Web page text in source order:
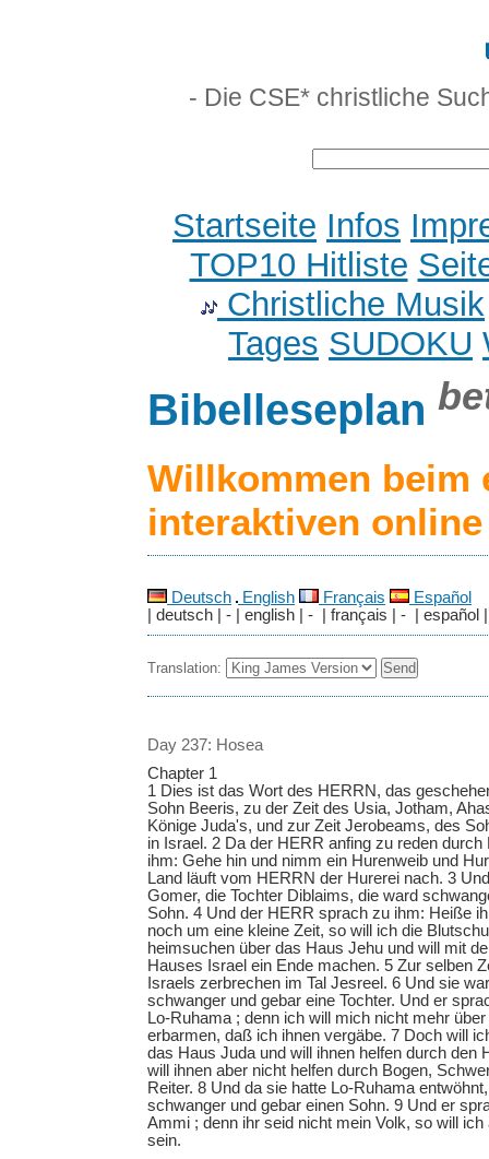
- Die CSE* christliche
Startseite Infos
TOP10 Hitliste
Christliche Musik
Tages SUDOKU
Bibelleseplan
Willkommen beim
interaktiven
Deutsch English Français
Español
| deutsch | - | english | - | français | - | español |
Translation:
Day 237: Hosea
Chapter 1
1 Dies ist das Wort des HERRN, das
Sohn Beeris, zu der Zeit des Usia, Jotham,
Könige Juda's, und zur Zeit Jerobeams, des
in Israel. 2 Da der HERR anfing zu reden
ihm: Gehe hin und nimm ein Hurenweib und
Land läuft vom HERRN der Hurerei nach. 3
Gomer, die Tochter Diblaims, die ward
Sohn. 4 Und der HERR sprach zu ihm: Heiße
noch um eine kleine Zeit, so will ich die
heimsuchen über das Haus Jehu und will mit
Hauses Israel ein Ende machen. 5 Zur selben
Israels zerbrechen im Tal Jesreel. 6 Und sie
schwanger und gebar eine Tochter. Und er
Lo-Ruhama ; denn ich will mich nicht mehr
erbarmen, daß ich ihnen vergäbe. 7 Doch will
das Haus Juda und will ihnen helfen durch den
will ihnen aber nicht helfen durch Bogen,
Reiter. 8 Und da sie hatte Lo-Ruhama
schwanger und gebar einen Sohn. 9 Und er
Ammi ; denn ihr seid nicht mein Volk, so will
sein.